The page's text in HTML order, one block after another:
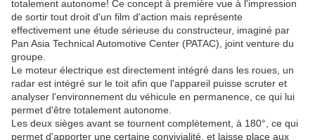
totalement autonome! Ce concept à première vue à l'impression
de sortir tout droit d'un film d'action mais représente
effectivement une étude sérieuse du constructeur, imaginé par
Pan Asia Technical Automotive Center (PATAC), joint venture du
groupe.
Le moteur électrique est directement intégré dans les roues, un
radar est intégré sur le toit afin que l'appareil puisse scruter et
analyser l'environnement du véhicule en permanence, ce qui lui
permet d'être totalement autonome.
Les deux sièges avant se tournent complètement, à 180°, ce qui
permet d'apporter une certaine convivialité, et laisse place aux